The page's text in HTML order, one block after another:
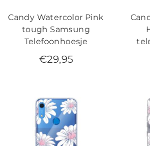
Candy Watercolor Pink
tough Samsung
Telefoonhoesje
€29,95